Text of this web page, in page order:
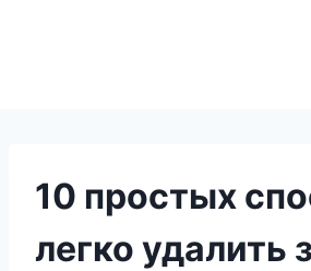
10 простых
легко удалить